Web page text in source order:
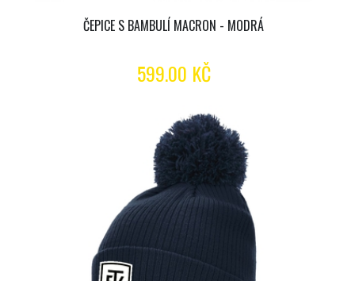
ČEPICE S BAMBULÍ MACRON - MODRÁ
599.00 KČ